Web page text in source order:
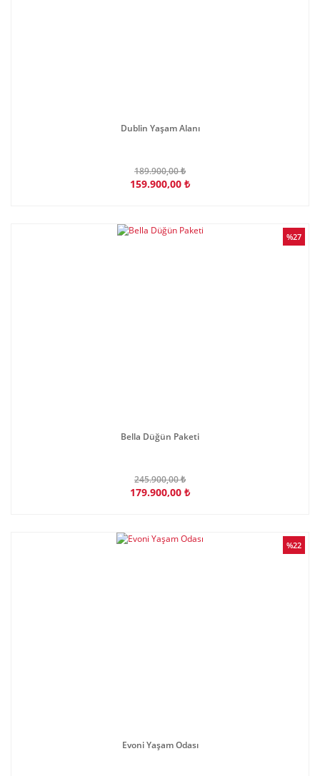
Dublin Yaşam Alanı
189.900,00 ₺
159.900,00 ₺
%27
Bella Düğün Paketi
245.900,00 ₺
179.900,00 ₺
%22
Evoni Yaşam Odası